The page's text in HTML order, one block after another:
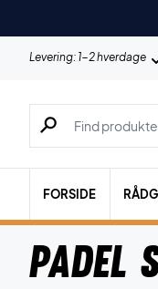
Levering: 1-2 hverdage
Søg efter
FORSIDE
Padel